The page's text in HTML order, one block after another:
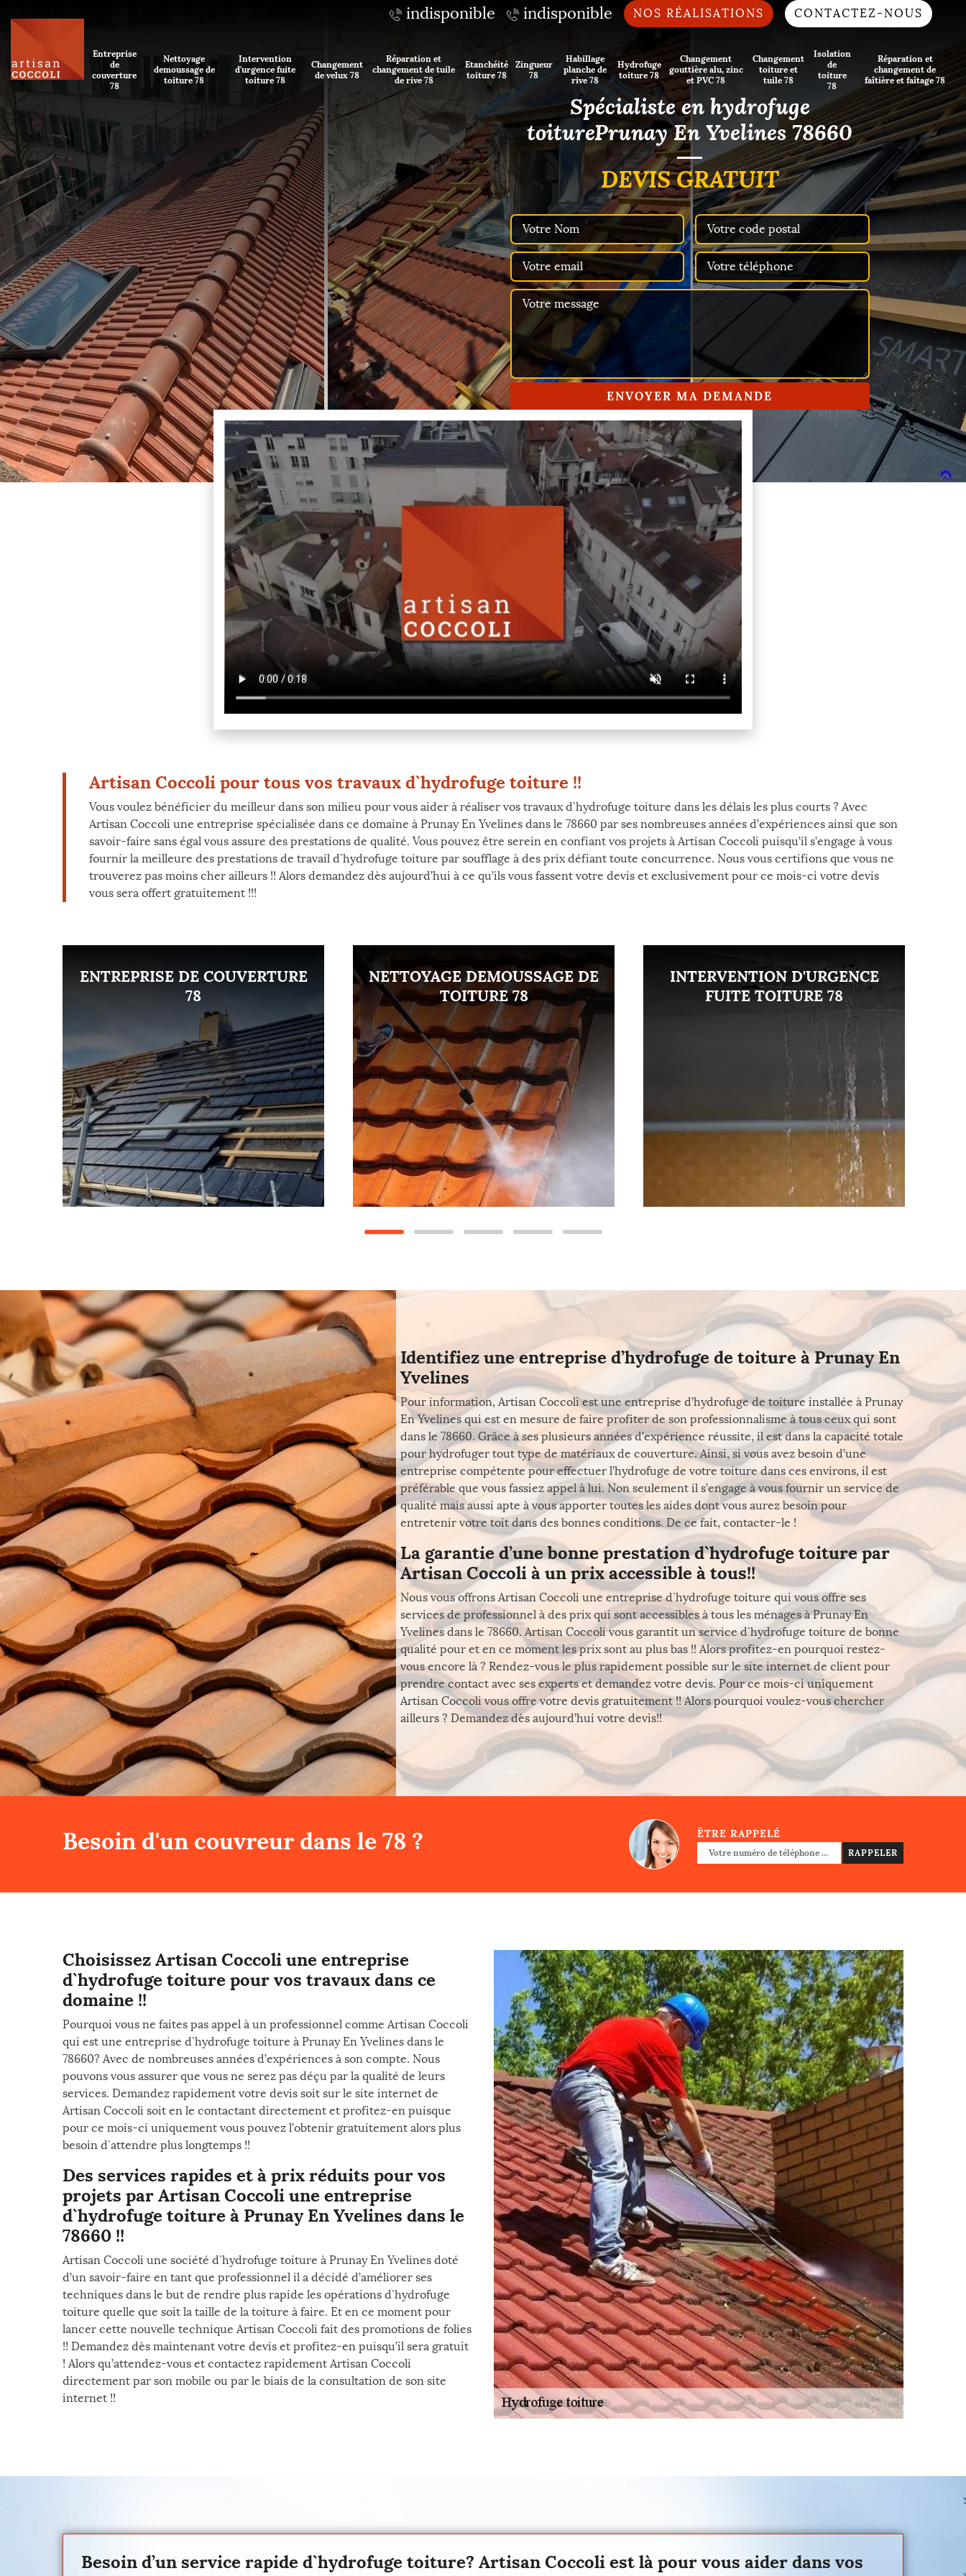
indisponible indisponible NOS RÉALISATIONS CONTACTEZ-NOUS
Entreprise
de
couverture
78
Nettoyage
demoussage de
toiture 78
Intervention
d'urgence fuite
toiture 78
Changement
de velux 78
Réparation et
changement de tuile
de rive 78
Etanchéité
toiture 78
Zingueur
78
Habillage
planche de
rive 78
Hydrofuge
toiture 78
Changement
gouttière alu, zinc
et PVC 78
Changement
toiture et
tuile 78
Isolation
de
toiture
78
Réparation et
changement de
faîtière et faîtage 78
Spécialiste en hydrofuge
toiturePrunay En Yvelines 78660
DEVIS GRATUIT
Artisan Coccoli pour tous vos travaux d`hydrofuge toiture !!
Vous voulez bénéficier du meilleur dans son milieu pour vous aider à réaliser vos travaux d`hydrofuge toiture dans les délais les plus courts ? Avec
Artisan Coccoli une entreprise spécialisée dans ce domaine à Prunay En Yvelines dans le 78660 par ses nombreuses années d’expériences ainsi que son
savoir-faire sans égal vous assure des prestations de qualité. Vous pouvez être serein en confiant vos projets à Artisan Coccoli puisqu’il s’engage à vous
fournir la meilleure des prestations de travail d`hydrofuge toiture par soufflage à des prix défiant toute concurrence. Nous vous certifions que vous ne
trouverez pas moins cher ailleurs !! Alors demandez dès aujourd’hui à ce qu’ils vous fassent votre devis et exclusivement pour ce mois-ci votre devis
vous sera offert gratuitement !!!
ENTREPRISE DE COUVERTURE
78
NETTOYAGE DEMOUSSAGE DE
TOITURE 78
INTERVENTION D'URGENCE
FUITE TOITURE 78
Identifiez une entreprise d’hydrofuge de toiture à Prunay En
Yvelines
Pour information, Artisan Coccoli est une entreprise d’hydrofuge de toiture installée à Prunay
En Yvelines qui est en mesure de faire profiter de son professionnalisme à tous ceux qui sont
dans le 78660. Grâce à ses plusieurs années d’expérience réussite, il est dans la capacité totale
pour hydrofuger tout type de matériaux de couverture. Ainsi, si vous avez besoin d’une
entreprise compétente pour effectuer l’hydrofuge de votre toiture dans ces environs, il est
préférable que vous fassiez appel à lui. Non seulement il s’engage à vous fournir un service de
qualité mais aussi apte à vous apporter toutes les aides dont vous aurez besoin pour
entretenir votre toit dans des bonnes conditions. De ce fait, contacter-le !
La garantie d’une bonne prestation d`hydrofuge toiture par
Artisan Coccoli à un prix accessible à tous!!
Nous vous offrons Artisan Coccoli une entreprise d`hydrofuge toiture qui vous offre ses
services de professionnel à des prix qui sont accessibles à tous les ménages à Prunay En
Yvelines dans le 78660. Artisan Coccoli vous garantit un service d`hydrofuge toiture de bonne
qualité pour et en ce moment les prix sont au plus bas !! Alors profitez-en pourquoi restez-
vous encore là ? Rendez-vous le plus rapidement possible sur le site internet de client pour
prendre contact avec ses experts et demandez votre devis. Pour ce mois-ci uniquement
Artisan Coccoli vous offre votre devis gratuitement !! Alors pourquoi voulez-vous chercher
ailleurs ? Demandez dès aujourd’hui votre devis!!
Besoin d'un couvreur dans le 78 ? ÊTRE RAPPELÉ
Choisissez Artisan Coccoli une entreprise
d`hydrofuge toiture pour vos travaux dans ce
domaine !!
Pourquoi vous ne faites pas appel à un professionnel comme Artisan Coccoli
qui est une entreprise d`hydrofuge toiture à Prunay En Yvelines dans le
78660? Avec de nombreuses années d’expériences à son compte. Nous
pouvons vous assurer que vous ne serez pas déçu par la qualité de leurs
services. Demandez rapidement votre devis soit sur le site internet de
Artisan Coccoli soit en le contactant directement et profitez-en puisque
pour ce mois-ci uniquement vous pouvez l’obtenir gratuitement alors plus
besoin d`attendre plus longtemps !!
Des services rapides et à prix réduits pour vos
projets par Artisan Coccoli une entreprise
d`hydrofuge toiture à Prunay En Yvelines dans le
78660 !!
Artisan Coccoli une société d`hydrofuge toiture à Prunay En Yvelines doté
d’un savoir-faire en tant que professionnel il a décidé d’améliorer ses
techniques dans le but de rendre plus rapide les opérations d`hydrofuge
toiture quelle que soit la taille de la toiture à faire. Et en ce moment pour
lancer cette nouvelle technique Artisan Coccoli fait des promotions de folies
!! Demandez dès maintenant votre devis et profitez-en puisqu’il sera gratuit
! Alors qu’attendez-vous et contactez rapidement Artisan Coccoli
directement par son mobile ou par le biais de la consultation de son site
internet !!
Besoin d’un service rapide d`hydrofuge toiture? Artisan Coccoli est là pour vous aider dans vos